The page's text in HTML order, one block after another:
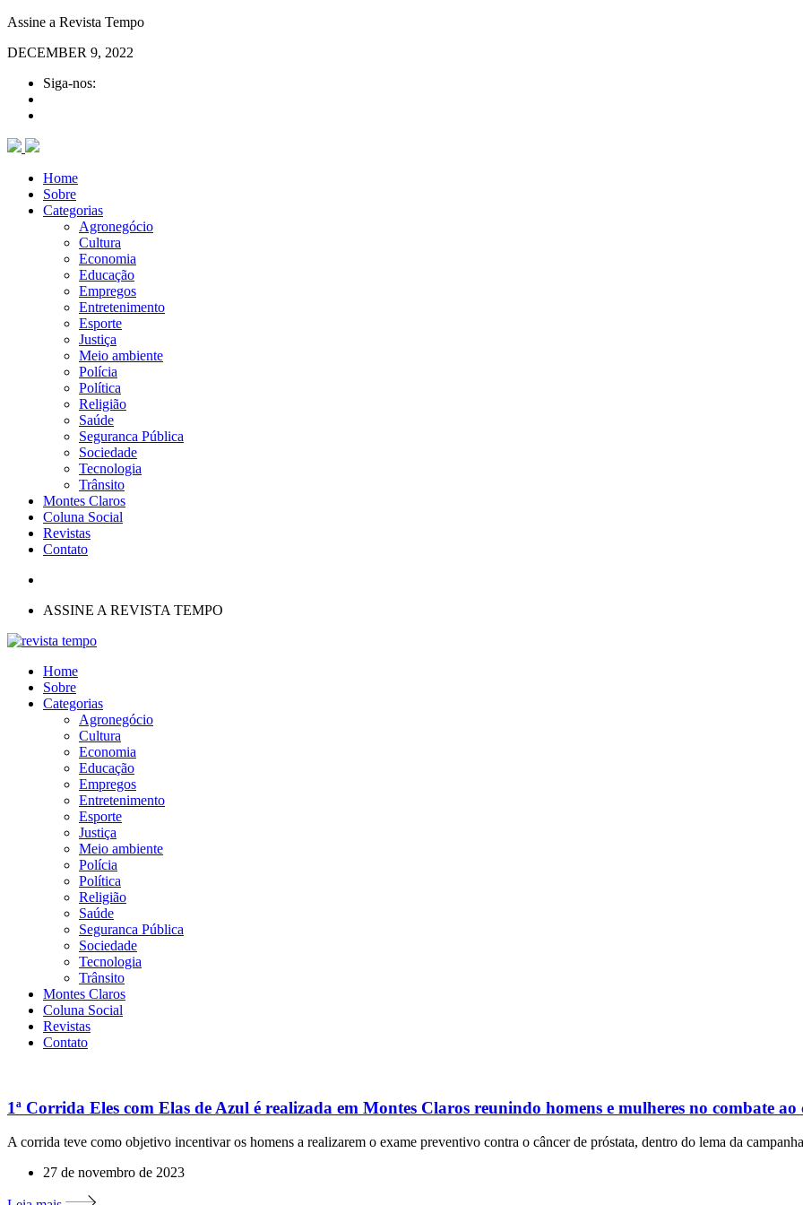
Assine a Revista Tempo
DECEMBER 9, 2022
Siga-nos:
Home
Sobre
Categorias
Agronegócio
Cultura
Economia
Educação
Empregos
Entretenimento
Esporte
Justiça
Meio ambiente
Polícia
Política
Religião
Saúde
Seguranca Pública
Sociedade
Tecnologia
Trânsito
Montes Claros
Coluna Social
Revistas
Contato
ASSINE A REVISTA TEMPO
Home
Sobre
Categorias
Agronegócio
Cultura
Economia
Educação
Empregos
Entretenimento
Esporte
Justiça
Meio ambiente
Polícia
Política
Religião
Saúde
Seguranca Pública
Sociedade
Tecnologia
Trânsito
Montes Claros
Coluna Social
Revistas
Contato
1ª Corrida Eles com Elas de Azul é realizada em Montes Claros reunindo homens e mulheres no combate
A corrida teve como objetivo incentivar os homens a realizarem o exame preventivo contra o câncer de próstata, dentro do lema da
27 de novembro de 2023